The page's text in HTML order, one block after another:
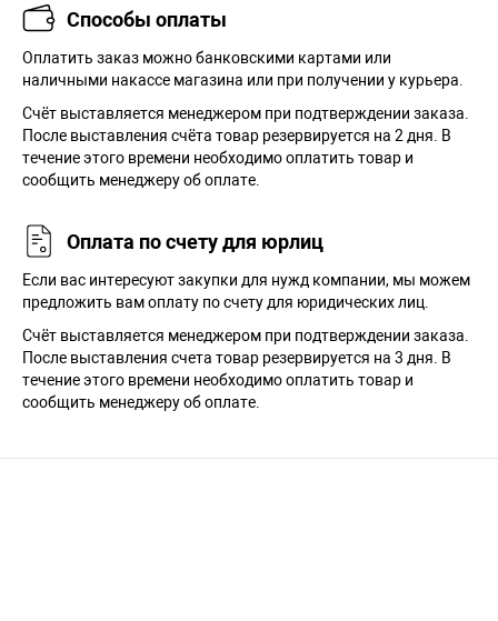
Способы оплаты
Оплатить заказ можно банковскими картами или
наличными накассе магазина или при получении у курьера.
Cчёт выставляется менеджером при подтверждении заказа.
После выставления счёта товар резервируется на 2 дня. В
течение этого времени необходимо оплатить товар и
сообщить менеджеру об оплате.
Оплата по счету для юрлиц
Если вас интересуют закупки для нужд компании, мы можем
предложить вам оплату по счету для юридических лиц.
Счёт выставляется менеджером при подтверждении заказа.
После выставления счета товар резервируется на 3 дня. В
течение этого времени необходимо оплатить товар и
сообщить менеджеру об оплате.